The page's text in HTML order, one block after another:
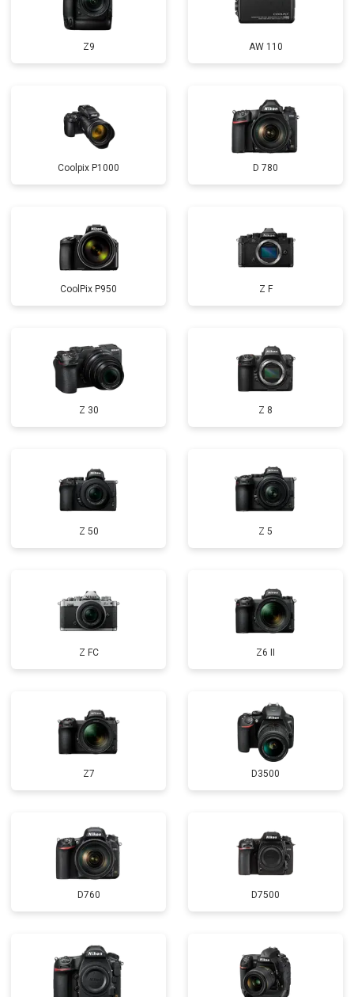
Z9 AW 110
Coolpix P1000 D 780
CoolPix P950 Z F
Z 30 Z 8
Z 50 Z 5
Z FC Z6 II
Z7 D3500
D760 D7500